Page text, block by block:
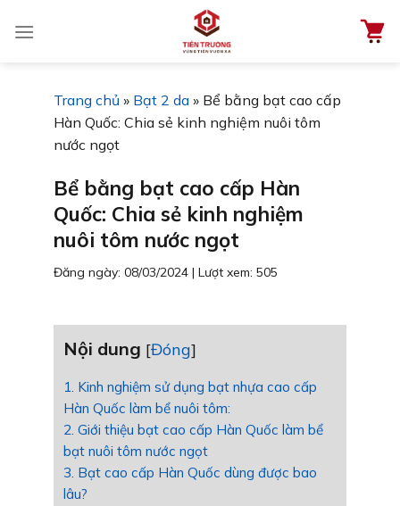
đến
Trang chủ » Bạt 2 da » Bể bằng bạt cao cấp
Hàn Quốc: Chia sẻ kinh nghiệm nuôi tôm
nước ngọt
Bể bằng bạt cao cấp Hàn
Quốc: Chia sẻ kinh nghiệm
nuôi tôm nước ngọt
Đăng ngày: 08/03/2024 | Lượt xem: 505
Nội dung [Đóng]
1. Kinh nghiệm sử dụng bạt nhựa cao cấp
Hàn Quốc làm bể nuôi tôm:
2. Giới thiệu bạt cao cấp Hàn Quốc làm bể
bạt nuôi tôm nước ngọt
3. Bạt cao cấp Hàn Quốc dùng được bao
lâu?